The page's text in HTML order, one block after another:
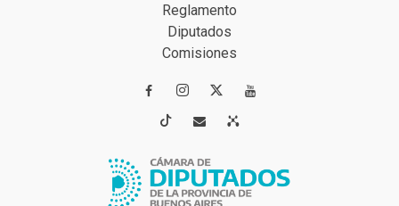
Reglamento
Diputados
Comisiones
 
 